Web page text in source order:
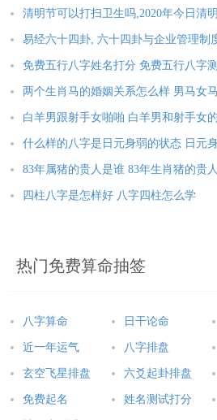
清明节可以打扫卫生吗,2020年今日清
易经六十四卦, 六十四卦与企业管理制
免费五行八字姓名打分 免费五行八字
两个生肖马的婚姻关系怎么样 男马女
白羊男跟射手女啪啪 白羊男和射手女
什么样的八字是日元身弱的状态 日元
83年属猪的贵人是谁 83年生肖猪的贵人
四柱八字是怎样好 八字四柱怎么学
热门免费算命抽签
八字算命 日干论命
近一年运气 八字排盘
玄空飞星排盘 六爻起卦排盘
免费起名 姓名测试打分